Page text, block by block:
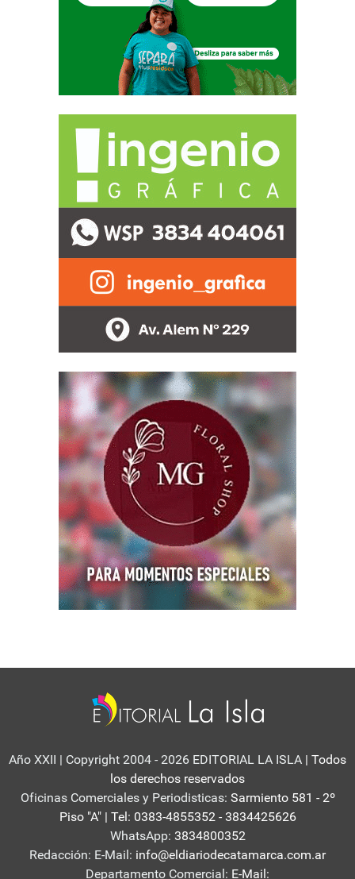
Año XXII | Copyright 2004 - 2026 EDITORIAL LA ISLA | Todos
los derechos reservados
Oficinas Comerciales y Periodisticas: Sarmiento 581 - 2º
Piso "A" | Tel: 0383-4855352 - 3834425626
WhatsApp: 3834800352
Redacción: E-Mail: info@eldiariodecatamarca.com.ar
Departamento Comercial: E-Mail: